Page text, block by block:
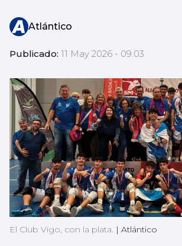
Atlántico
Publicado: 11 May 2026 - 09:03
El Club Vigo, con la plata. | Atlántico